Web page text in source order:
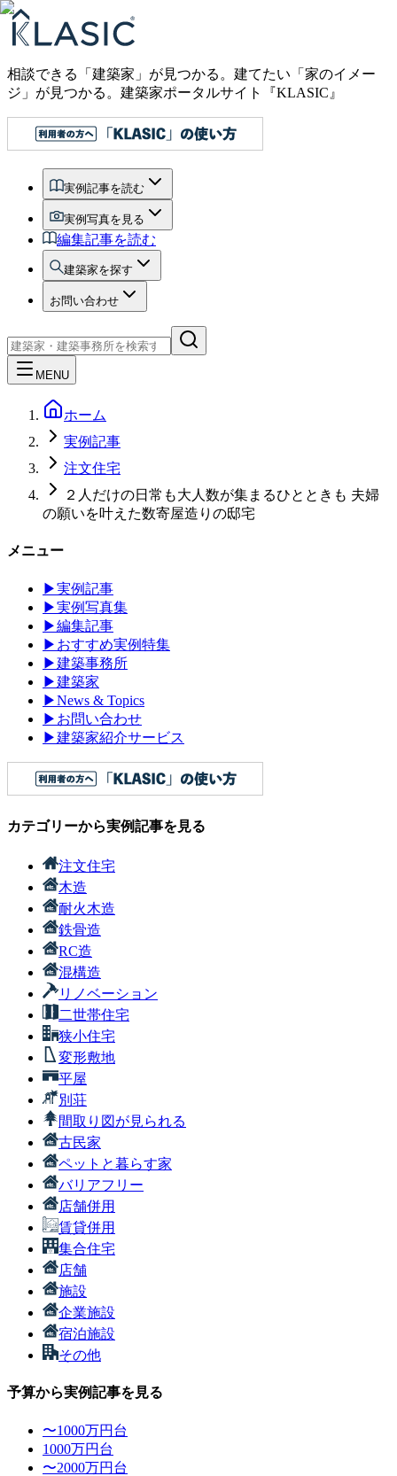
相談できる「建築家」が見つかる。建てたい「家のイメー
ジ」が見つかる。 建築家ポータルサイト『KLASIC』
実例記事を読む
実例写真を見る
編集記事を読む
建築家を探す
お問い合わせ
MENU
ホーム
実例記事
注文住宅
２人だけの日常も大人数が集まるひとときも 夫婦
の願いを叶えた数寄屋造りの邸宅
メニュー
▶実例記事
▶実例写真集
▶編集記事
▶ おすすめ実例特集
▶建築事務所
▶建築家
▶News & Topics
▶ お問い合わせ
▶建築家紹介サービス
カテゴリーから実例記事を見る
注文住宅
木造
耐火木造
鉄骨造
RC造
混構造
リノベーション
二世帯住宅
狭小住宅
変形敷地
平屋
別荘
間取り図が見られる
古民家
ペットと暮らす家
バリアフリー
店舗併用
賃貸併用
集合住宅
店舗
施設
企業施設
宿泊施設
その他
予算から実例記事を見る
〜1000万円台
1000万円台
〜2000万円台